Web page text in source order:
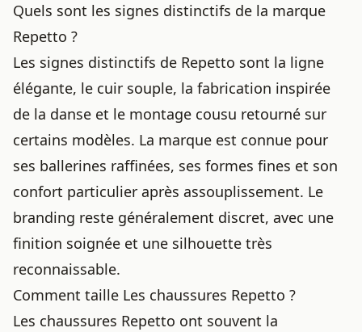
Quels sont les signes distinctifs de la marque
Repetto ?
Les signes distinctifs de Repetto sont la ligne
élégante, le cuir souple, la fabrication inspirée
de la danse et le montage cousu retourné sur
certains modèles. La marque est connue pour
ses ballerines raffinées, ses formes fines et son
confort particulier après assouplissement. Le
branding reste généralement discret, avec une
finition soignée et une silhouette très
reconnaissable.
Comment taille Les chaussures Repetto ?
Les chaussures Repetto ont souvent la